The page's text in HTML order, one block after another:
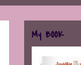
My BOOK